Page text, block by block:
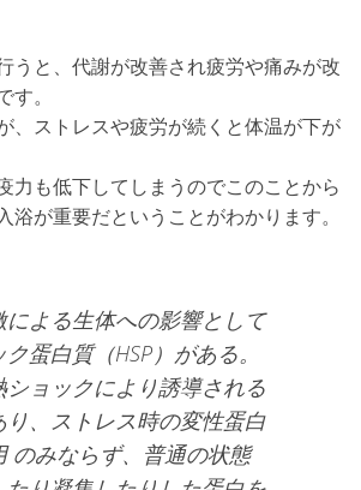
うと、代謝が改善され疲労や痛みが改
。
、ストレスや疲労が続くと体温が下が
力も低下してしまうのでこのことから
浴が重要だということがわかります。
による生体への影響として
ク蛋白質（HSP）がある。
ショックにより誘導される
り、ストレス時の変性蛋白
のみならず、普通の状態